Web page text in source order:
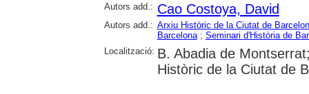
Autors add.: Cao Costoya, David
Autors add.: Arxiu Històric de la Ciutat de
Barcelona; Seminari d'Història de
Localització: B. Abadia de
Històric de la Ciutat de